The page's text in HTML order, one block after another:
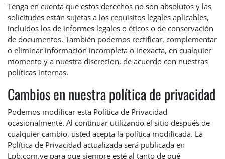
Tenga en cuenta que estos derechos no son absolutos y las
solicitudes están sujetas a los requisitos legales aplicables,
incluidos los de informes legales o éticos o de conservación
de documentos. También podemos rectificar, complementar
o eliminar información incompleta o inexacta, en cualquier
momento y a nuestra discreción, de acuerdo con nuestras
políticas internas.
Cambios en nuestra política de privacidad
Podemos modificar esta Política de Privacidad
ocasionalmente. Al continuar utilizando el sitio después de
cualquier cambio, usted acepta la política modificada. La
Política de Privacidad actualizada será publicada en
Lpb.com.ve para que siempre esté al tanto de qué